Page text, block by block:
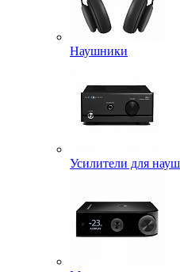
Наушники
Усилители для